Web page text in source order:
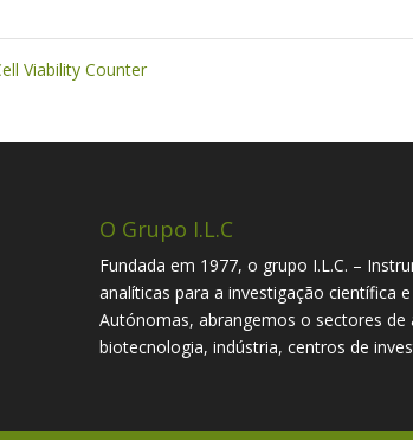
Viability Counter
O Grupo I.L.C
Fundada em 1977, o grupo I.L.C. –
analíticas para a investigação
Autónomas, abrangemos o sectores de
biotecnologia, indústria, centros de